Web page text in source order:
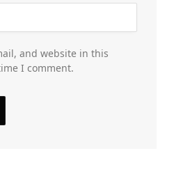
and website in this
I comment.